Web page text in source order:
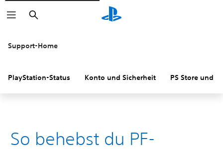
Suchen
Support-Home
PlayStation-Status Konto und Sicherheit PS Store und
So behebst du PF-